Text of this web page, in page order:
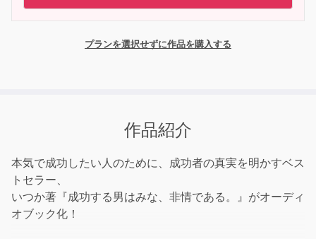
プランを選択せずに作品を購入する
作品紹介
本気で成功したい人のために、成功者の真実を明かすベス
トセラー、
いつか著『成功する男はみな、非情である。』がオーディ
オブック化！